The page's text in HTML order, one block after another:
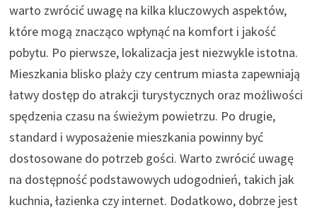
warto zwrócić uwagę na kilka kluczowych aspektów,
które mogą znacząco wpłynąć na komfort i jakość
pobytu. Po pierwsze, lokalizacja jest niezwykle istotna.
Mieszkania blisko plaży czy centrum miasta zapewniają
łatwy dostęp do atrakcji turystycznych oraz możliwości
spędzenia czasu na świeżym powietrzu. Po drugie,
standard i wyposażenie mieszkania powinny być
dostosowane do potrzeb gości. Warto zwrócić uwagę
na dostępność podstawowych udogodnień, takich jak
kuchnia, łazienka czy internet. Dodatkowo, dobrze jest